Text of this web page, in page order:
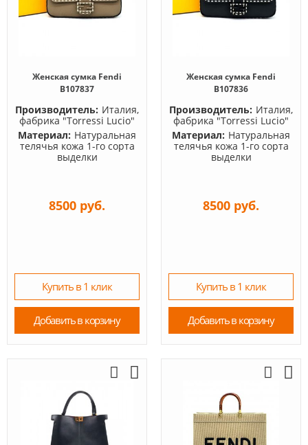
Женская сумка Fendi
B107837
Производитель: Италия,
фабрика "Torressi Lucio"
Материал: Натуральная
телячья кожа 1-го сорта
выделки
8500 руб.
Купить в 1 клик
Добавить в корзину
Женская сумка Fendi
B107836
Производитель: Италия,
фабрика "Torressi Lucio"
Материал: Натуральная
телячья кожа 1-го сорта
выделки
8500 руб.
Купить в 1 клик
Добавить в корзину